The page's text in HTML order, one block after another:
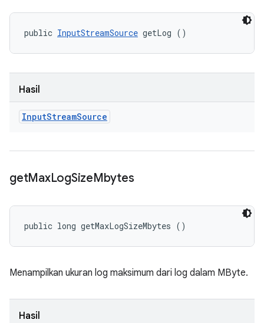
public InputStreamSource getLog ()
Hasil
InputStreamSource
getMaxLogSizeMbytes
public long getMaxLogSizeMbytes ()
Menampilkan ukuran log maksimum dari log dalam MByte.
Hasil